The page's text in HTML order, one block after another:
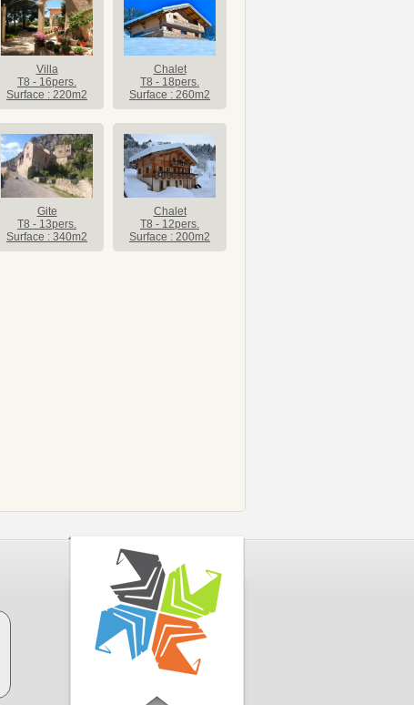
Villa
T8 - 16pers.
Surface : 220m2
Chalet
T8 - 18pers.
Surface : 260m2
Gite
T8 - 13pers.
Surface : 340m2
Chalet
T8 - 12pers.
Surface : 200m2